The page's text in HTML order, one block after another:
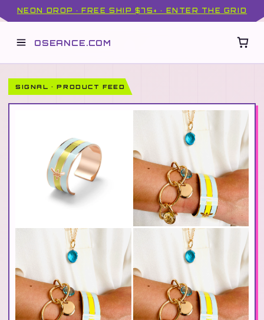
NEON DROP · FREE SHIP $75+ · ENTER THE GRID
OSEANCE.COM
SIGNAL · PRODUCT FEED